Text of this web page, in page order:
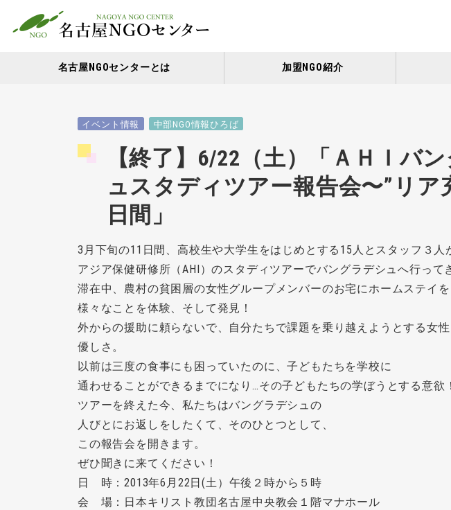
名古屋NGOセンターとは 加盟NGO紹介
イベント情報 中部NGO情報ひろば
【終了】6/22（土）「ＡＨＩバ
ュスタディツアー報告会〜”リア
日間」
3月下旬の11日間、高校生や大学生をはじめとする15人とスタッフ３人
アジア保健研修所（AHI）のスタディツアーでバングラデシュへ行って
滞在中、農村の貧困層の女性グループメンバーのお宅にホームステイを
様々なことを体験、そして発見！
外からの援助に頼らないで、自分たちで課題を乗り越えようとする女性
優しさ。
以前は三度の食事にも困っていたのに、子どもたちを学校に
通わせることができるまでになり…その子どもたちの学ぼうとする意欲！
ツアーを終えた今、私たちはバングラデシュの
人びとにお返しをしたくて、そのひとつとして、
この報告会を開きます。
ぜひ聞きに来てください！
日 時：2013年6月22日(土）午後２時から５時
会 場：日本キリスト教団名古屋中央教会１階マナホール